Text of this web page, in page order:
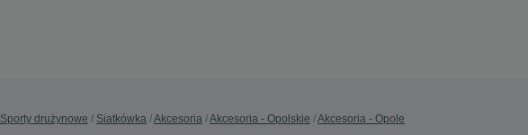
Sporty drużynowe Siatkówka Akcesoria Akcesoria - Opolskie Akcesoria - Opole